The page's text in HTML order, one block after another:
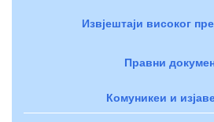
Извјештаји високог
Правни
Комуникеи и